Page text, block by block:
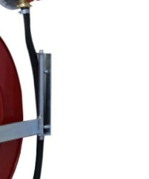
Débit
à jet creux
avec